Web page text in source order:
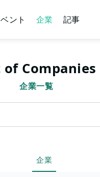
ント 企業 記事
of Companies
企業一覧
企業